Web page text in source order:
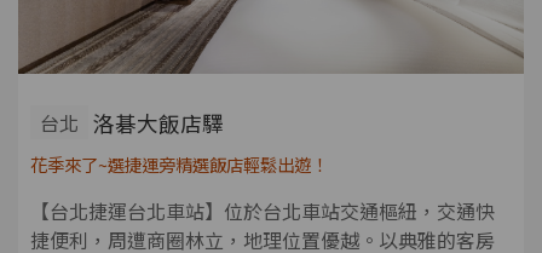
台北 洛碁大飯店驛
花季來了~選捷運旁精選飯店輕鬆出遊！
【台北捷運台北車站】位於台北車站交通樞紐，交通快
捷便利，周遭商圈林立，地理位置優越。以典雅的客房